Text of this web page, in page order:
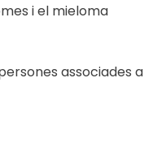
i el mieloma
associades a